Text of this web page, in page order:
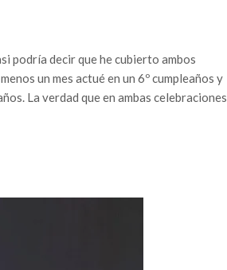
podría decir que he cubierto ambos
un mes actué en un 6º cumpleaños y
La verdad que en ambas celebraciones